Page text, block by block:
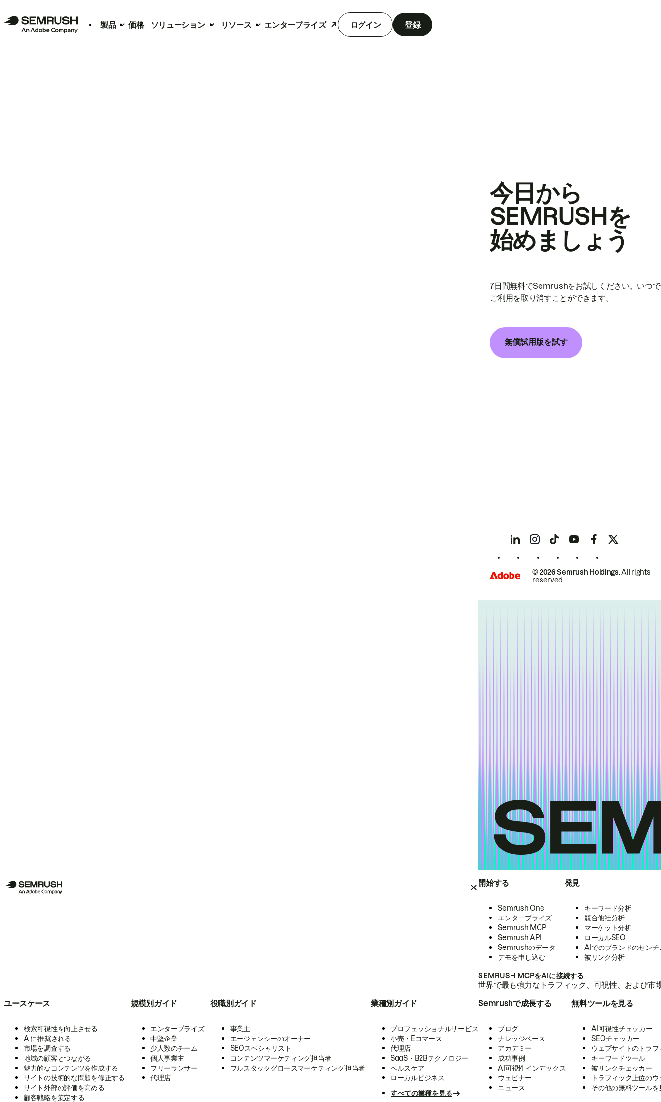
製品 価格 ソリューション リソース エンタープライズ ログイン 登録
開始する
Semrush One
エンタープライズ
Semrush MCP
Semrush API
Semrushのデータ
デモを申し込む
発見
キーワード分析
競合他社分析
マーケット分析
ローカルSEO
AIでのブランドのセンチ
被リンク分析
SEMRUSH MCPをAIに接続する
世界で最も強力なトラフィック、可視性、および
ユースケース
検索可視性を向上させる
AIに推奨される
市場を調査する
地域の顧客とつながる
魅力的なコンテンツを作成する
サイトの技術的な問題を修正する
サイト外部の評価を高める
顧客戦略を策定する
規模別ガイド
エンタープライズ
中堅企業
少人数のチーム
個人事業主
フリーランサー
代理店
役職別ガイド
事業主
エージェンシーのオーナー
SEOスペシャリスト
コンテンツマーケティング担当者
フルスタックグロースマーケティング担当者
業種別ガイド
プロフェッショナルサービス
小売・Eコマース
代理店
SaaS・B2Bテクノロジー
ヘルスケア
ローカルビジネス
すべての業種を見る
Semrushで成長する
ブログ
ナレッジベース
アカデミー
成功事例
AI可視性インデックス
ウェビナー
ニュース
無料ツールを見る
AI可視性チェッカー
SEOチェッカー
ウェブサイトのトラ
キーワードツール
被リンクチェッカー
トラフィック上位の
その他の無料ツールを
今日から
SEMRUSHを
始めましょう
7日間無料でSemrushをお試しください。いつ
ご利用を取り消すことができます。
無償試用版を試す
© 2026 Semrush Holdings.All rights
reserved.